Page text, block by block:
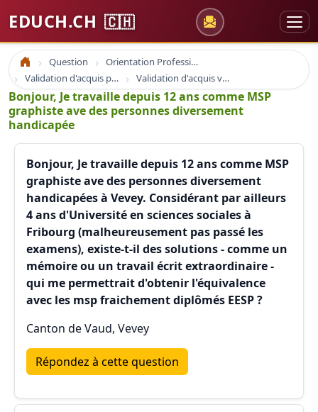
EDUCH.CH 🇨🇭
Accueil Question
Orientation Professionnelle
Validation d'acquis professionnel
Validation d'acquis vae
Bonjour, Je travaille depuis 12 ans comme MSP
graphiste ave des personnes diversement
handicapée
Bonjour, Je travaille depuis 12 ans comme MSP
graphiste ave des personnes diversement
handicapées à Vevey. Considérant par ailleurs
4 ans d'Université en sciences sociales à
Fribourg (malheureusement pas passé les
examens), existe-t-il des solutions - comme un
mémoire ou un travail écrit extraordinaire -
qui me permettrait d'obtenir l'équivalence
avec les msp fraichement diplômés EESP ?
Canton de Vaud, Vevey
Répondez à cette question